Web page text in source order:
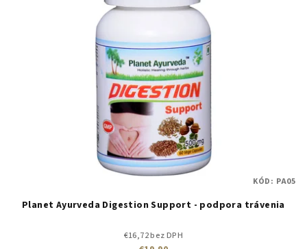
Planet Ayurveda Digestion Support - podpora trávenia
€16,72 bez DPH
KÓD: PA05